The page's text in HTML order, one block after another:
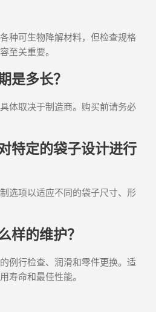
种可生物降解材料，但检查规格
至关重要。
是多长？
体取决于制造商。购买前请务必
特定的袋子设计进行
选项以适应不同的袋子尺寸、形
样的维护？
例行检查、润滑和零件更换。适
寿命和最佳性能。